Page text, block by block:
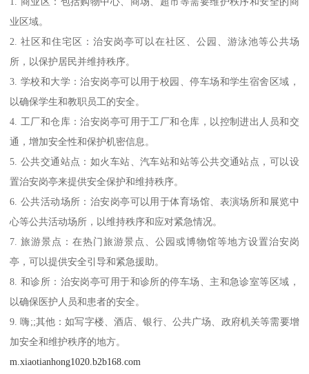
业区域。
2. 社区和住宅区：治安岗亭可以在社区、公园、游泳池等公共场
所，以保护居民并维持秩序。
3. 学校和大学：治安岗亭可以用于校园、停车场和学生宿舍区域，
以确保学生和教职员工的安全。
4. 工厂和仓库：治安岗亭可用于工厂和仓库，以控制进出人员和交
通，增加安全性和保护机密信息。
5. 公共交通站点：如火车站、汽车站和站等公共交通站点，可以设
置治安岗亭来提供安全保护和维持秩序。
6. 公共活动场所：治安岗亭可以用于体育场馆、表演场所和展览中
心等公共活动场所，以维持秩序和应对紧急情况。
7. 旅游景点：在热门旅游景点、公园或博物馆等地方设置治安岗
亭，可以提供安全引导和紧急援助。
8. 和诊所：治安岗亭可用于和诊所的停车场、主和急诊室等区域，
以确保医护人员和患者的安全。
9. 嗨;;其他：如写字楼、酒店、银行、公共广场、政府机关等需要增
加安全和维护秩序的地方。
m.xiaotianhong1020.b2b168.com